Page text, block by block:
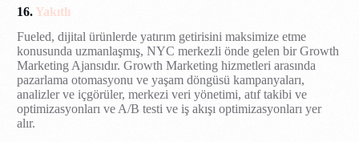
16. Yakıtlı
Fueled, dijital ürünlerde yatırım getirisini maksimize etme
konusunda uzmanlaşmış, NYC merkezli önde gelen bir Growth
Marketing Ajansıdır. Growth Marketing hizmetleri arasında
pazarlama otomasyonu ve yaşam döngüsü kampanyaları,
analizler ve içgörüler, merkezi veri yönetimi, atıf takibi ve
optimizasyonları ve A/B testi ve iş akışı optimizasyonları yer
alır.